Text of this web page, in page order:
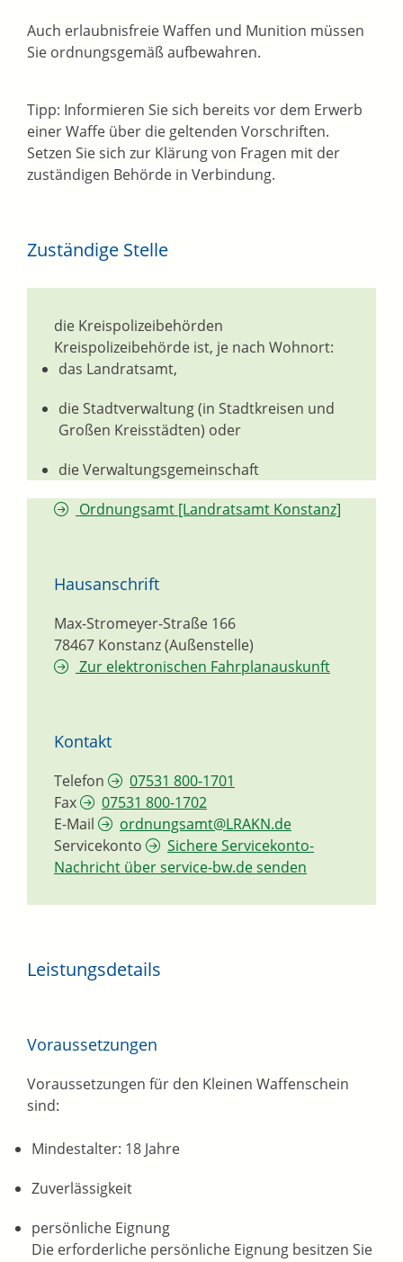
Auch erlaubnisfreie Waffen und Munition müssen
Sie ordnungsgemäß aufbewahren.
Tipp: Informieren Sie sich bereits vor dem Erwerb
einer Waffe über die geltenden Vorschriften.
Setzen Sie sich zur Klärung von Fragen mit der
zuständigen Behörde in Verbindung.
Zuständige Stelle
die Kreispolizeibehörden
Kreispolizeibehörde ist, je nach Wohnort:
das Landratsamt,
die Stadtverwaltung (in Stadtkreisen und
Großen Kreisstädten) oder
die Verwaltungsgemeinschaft
Ordnungsamt [Landratsamt Konstanz]
Hausanschrift
Max-Stromeyer-Straße 166
78467 Konstanz (Außenstelle)
Zur elektronischen Fahrplanauskunft
Kontakt
Telefon
07531 800-1701
Fax
07531 800-1702
E-Mail
ordnungsamt@LRAKN.de
Servicekonto
Sichere Servicekonto-
Nachricht über service-bw.de senden
Leistungsdetails
Voraussetzungen
Voraussetzungen für den Kleinen Waffenschein
sind:
Mindestalter: 18 Jahre
Zuverlässigkeit
persönliche Eignung
Die erforderliche persönliche Eignung besitzen Sie